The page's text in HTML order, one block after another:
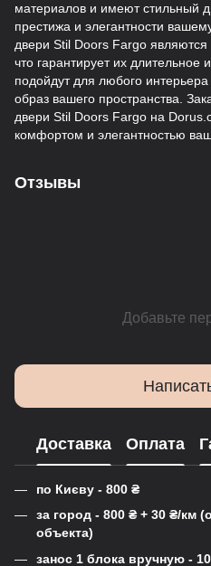
материалов и имеют стильный
престижа и элегантности
двери Stil Doors Fargo
что гарантирует их
подойдут для любого
образ вашего пространства.
двери Stil Doors Fargo на
комфортом и элегантностью
Отзывы
Добавьте
Доставка Оплата
по Києву - 800 ₴
за город - 800 ₴ + 30 ₴/км
объекта)
занос 1 блока вручную -